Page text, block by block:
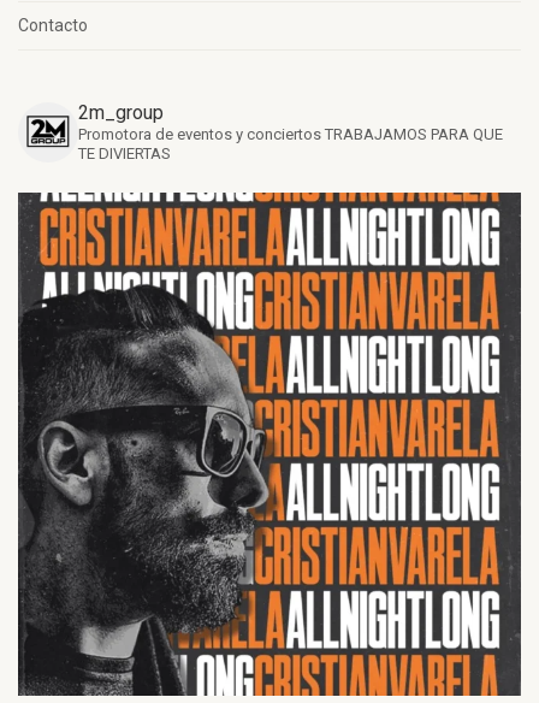
Contacto
2m_group
Promotora de eventos y conciertos TRABAJAMOS PARA QUE
TE DIVIERTAS